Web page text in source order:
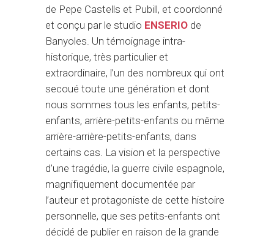
de Pepe Castells et Pubill, et coordonné
et conçu par le studio ENSERIO de
Banyoles. Un témoignage intra-
historique, très particulier et
extraordinaire, l’un des nombreux qui ont
secoué toute une génération et dont
nous sommes tous les enfants, petits-
enfants, arrière-petits-enfants ou même
arrière-arrière-petits-enfants, dans
certains cas. La vision et la perspective
d’une tragédie, la guerre civile espagnole,
magnifiquement documentée par
l’auteur et protagoniste de cette histoire
personnelle, que ses petits-enfants ont
décidé de publier en raison de la grande